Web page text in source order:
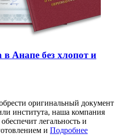
Анапе без хлопот и
оригинальный документ
института, наша компания
легальность и
и Подробнее